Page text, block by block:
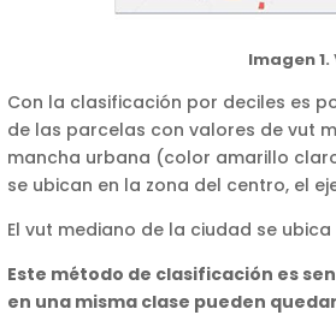
Imagen 1.
Con la clasificación por deciles es
de las parcelas con valores de vut
mancha urbana (color amarillo
se ubican en la zona del centro, el
El vut mediano de la ciudad se
Este método de clasificación es
en una misma clase pueden